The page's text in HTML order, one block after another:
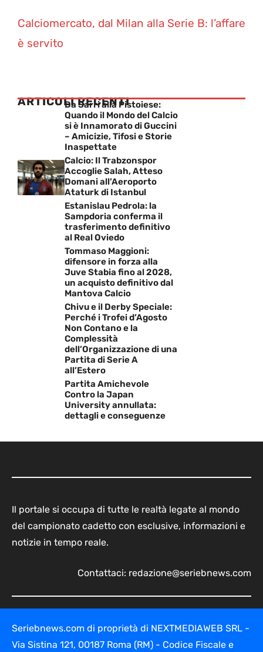
Calciomercato, dal Milan alla Serie B: l’affare
è servito
ARTICOLI RECENTI
Da Sarri alla Pistoiese:
Quando il Mondo del Calcio
si è Innamorato di Guccini
– Amicizie, Tifosi e Storie
Inaspettate
Calcio: Il Trabzonspor
Accoglie Salah, Atteso
Domani all’Aeroporto
Ataturk di Istanbul
Estanislau Pedrola: la
Sampdoria conferma il
trasferimento definitivo
al Real Oviedo
Tommaso Maggioni:
difensore in forza alla
Juve Stabia fino al 2028,
un acquisto definitivo dal
Mantova Calcio
Chivu e il Derby Speciale:
Perché i Trofei d’Agosto
Non Contano e la
Complessità
dell’Organizzazione di una
Partita di Serie A
all’Estero
Partita Amichevole
Contro la Japan
University annullata:
dettagli e conseguenze
Il portale si occupa di tutte le realtà legate al mondo
del campionato cadetto con esclusive, informazioni e
notizie in tempo reale.
Contattaci: redazione@seriebnews.com
Seriebnews.com di proprietà di NEXTMEDIAWEB SRL -
Via Sistina 121, 00187 Roma (RM) - Codice Fiscale e